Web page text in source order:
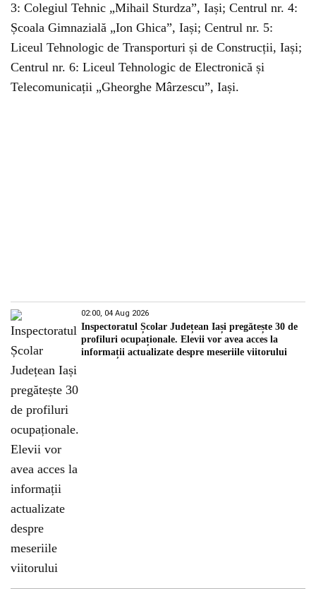
3: Colegiul Tehnic „Mihail Sturdza”, Iași; Centrul nr. 4:
Școala Gimnazială „Ion Ghica”, Iași; Centrul nr. 5:
Liceul Tehnologic de Transporturi și de Construcții, Iași;
Centrul nr. 6: Liceul Tehnologic de Electronică și
Telecomunicații „Gheorghe Mârzescu”, Iași.
02:00, 04 Aug 2026
Inspectoratul Școlar Județean Iași pregătește 30 de
profiluri ocupaționale. Elevii vor avea acces la
informații actualizate despre meseriile viitorului